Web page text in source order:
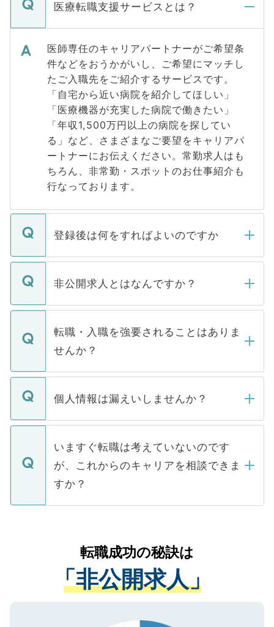
医療転職支援サービスとは？
医師専任のキャリアパートナーがご希望条
件などをおうかがいし、ご希望にマッチし
たご入職先をご紹介するサービスです。
「自宅から近い病院を紹介してほしい」
「医療機器が充実した病院で働きたい」
「年収1,500万円以上の病院を探してい
る」など、さまざまなご要望をキャリアパ
ートナーにお伝えください。常勤求人はも
ちろん、非常勤・スポットのお仕事紹介も
行なっております。
登録後は何をすればよいのですか
ご登録いただきましたら、弊社担当者がご
登録内容を確認し、その後メールもしくは
ます。通常、5営業日以内にはご連絡をせて
いただきますので、しばらくお待ちくださ
非公開求人とはなんですか？
マイナビDOCTORで取り扱っている求人の
うち約3割は、Webサイトからご覧いただ
けない「非公開求人」です。非公開求人は
下記の理由によって、一般には公開してい
ません。
■応募殺到を避けるため 人気のある医療機
関を公にしてしまうと、応募が殺到する場
に、医療機関が求める条件に合った人材の
みを人材紹介会社に依頼するケースが増え
ています。
転職・入職を強要されることはありま
せんか？
転職・入職を強要することは一切ありませ
ん。また、仮に応募先から内定をいただい
定を承諾する必要はありません。内定先へ
の辞退の連絡はキャリアパートナーが行い
個人情報は漏えいしませんか？
個人情報が漏えいすることはありませんの
で、ご安心ください。当サイトからの登録
などで収集したご登録者様の個人情報は、
ご本人のキャリアアップおよび転職活動の
支援を目的に使用いたします。お預かりし
ているすべての個人データはご本人の許可
は、個人情報の取り扱いについての厳密な
管理基準を満たした事業者のみに付与され
る、プライバシーマークを取得済みです。
いますぐ転職は考えていないのです
が、これからのキャリアを相談できま
すか？
かがいして、現在の医療機関の状況や紹介
経験をまじえながら、適切なアドバイスを
させていただきます。すぐにご転職をされ
ない方には、長期的なサポートが可能です
ので、まずはご登録ください。
転職成功の秘訣は
「非公開求人」